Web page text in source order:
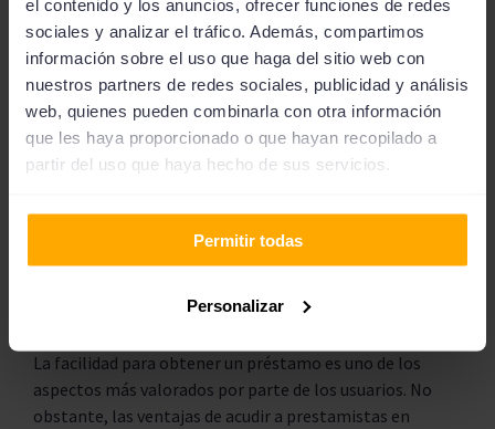
el contenido y los anuncios, ofrecer funciones de redes
sociales y analizar el tráfico. Además, compartimos
información sobre el uso que haga del sitio web con
nuestros partners de redes sociales, publicidad y análisis
web, quienes pueden combinarla con otra información
que les haya proporcionado o que hayan recopilado a
partir del uso que haya hecho de sus servicios.
Permitir todas
Personalizar
servicio que ofrece el prestamista. Debes prestar
atención sobre todo a comentarios que hablen de
las tasas de interés, la flexibilidad de los pagos o las
posibles comisiones que se apliquen.
Beneficios de usar
prestamistas en Almería
La facilidad para obtener un préstamo es uno de los
aspectos más valorados por parte de los usuarios. No
obstante, las ventajas de acudir a prestamistas en